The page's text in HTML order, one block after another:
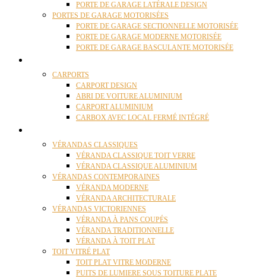
PORTE DE GARAGE LATÉRALE DESIGN
PORTES DE GARAGE MOTORISÉES
PORTE DE GARAGE SECTIONNELLE MOTORISÉE
PORTE DE GARAGE MODERNE MOTORISÉE
PORTE DE GARAGE BASCULANTE MOTORISÉE
CARPORTS
CARPORT DESIGN
ABRI DE VOITURE ALUMINIUM
CARPORT ALUMINIUM
CARBOX AVEC LOCAL FERMÉ INTÉGRÉ
VÉRANDAS CLASSIQUES
VÉRANDA CLASSIQUE TOIT VERRE
VÉRANDA CLASSIQUE ALUMINIUM
VÉRANDAS CONTEMPORAINES
VÉRANDA MODERNE
VÉRANDA ARCHITECTURALE
VÉRANDAS VICTORIENNES
VÉRANDA À PANS COUPÉS
VÉRANDA TRADITIONNELLE
VÉRANDA À TOIT PLAT
TOIT VITRÉ PLAT
TOIT PLAT VITRE MODERNE
PUITS DE LUMIERE SOUS TOITURE PLATE